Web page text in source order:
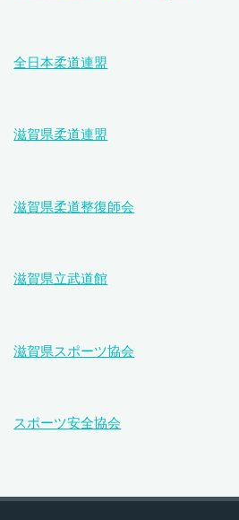
全日本柔道連盟
滋賀県柔道連盟
滋賀県柔道整復師会
滋賀県立武道館
滋賀県スポーツ協会
スポーツ安全協会